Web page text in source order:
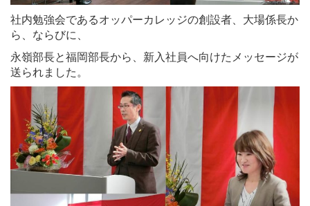
社内勉強会であるオッパーカレッジの創設者、大場係長か
ら、ならびに、
永嶺部長と福岡部長から、新入社員へ向けたメッセージが
送られました。